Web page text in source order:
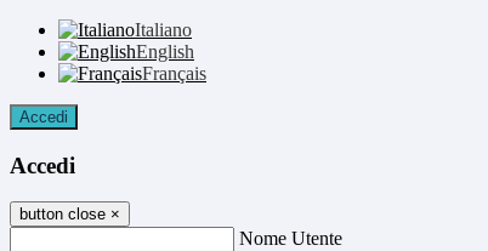
Italiano
English
Français
Accedi
Accedi
button close ×
Nome Utente